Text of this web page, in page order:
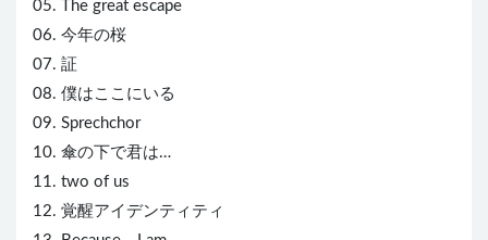
05. The great escape
06. 今年の桜
07. 証
08. 僕はここにいる
09. Sprechchor
10. 傘の下で君は…
11. two of us
12. 覚醒アイデンティティ